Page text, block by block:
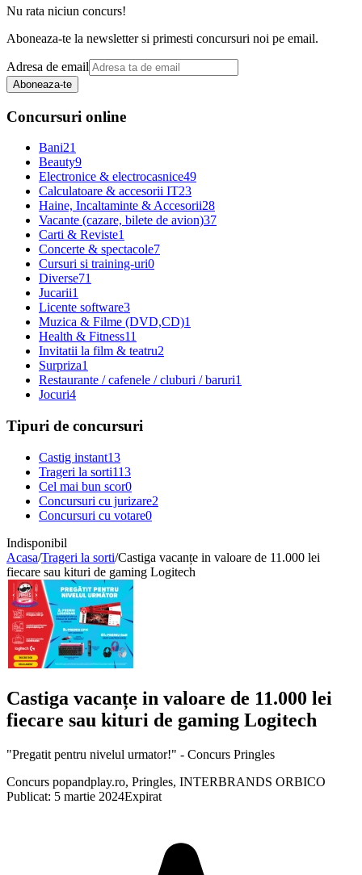
Nu rata niciun concurs!
Aboneaza-te la newsletter si primesti concursuri noi pe email.
Adresa de email
Aboneaza-te
Concursuri online
Bani21
Beauty9
Electronice & electrocasnice49
Calculatoare & accesorii IT23
Haine, Incaltaminte & Accesorii28
Vacante (cazare, bilete de avion)37
Carti & Reviste1
Concerte & spectacole7
Cursuri si training-uri0
Diverse71
Jucarii1
Licente software3
Muzica & Filme (DVD,CD)1
Health & Fitness11
Invitatii la film & teatru2
Surpriza1
Restaurante / cafenele / cluburi / baruri1
Jocuri4
Tipuri de concursuri
Castig instant13
Trageri la sorti113
Cel mai bun scor0
Concursuri cu jurizare2
Concursuri cu votare0
Indisponibil
Acasa/Trageri la sorti/Castiga vacanțe in valoare de 11.000 lei
fiecare sau kituri de gaming Logitech
Castiga vacanțe in valoare de 11.000 lei
fiecare sau kituri de gaming Logitech
"Pregatit pentru nivelul urmator!" - Concurs Pringles
Concurs popandplay.ro, Pringles, INTERBRANDS ORBICO
Publicat: 5 martie 2024Expirat